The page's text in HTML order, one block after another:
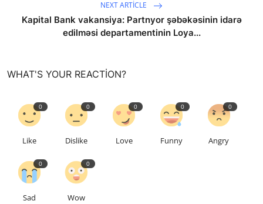
NEXT ARTICLE
Kapital Bank vakansiya: Partnyor şəbəkəsinin idarə
edilməsi departamentinin Loya...
WHAT'S YOUR REACTION?
0
Like
0
Dislike
0
Love
0
Funny
0
Angry
0
Sad
0
Wow